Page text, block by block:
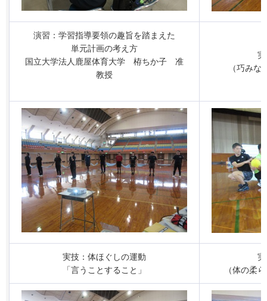
演習：学習指導要領の趣旨を踏まえた
単元計画の考え方
国立大学法人鹿屋体育大学
栫ちか子
准
教授
（巧み
実技：体ほぐしの運動
「言うことすること」
（体の柔